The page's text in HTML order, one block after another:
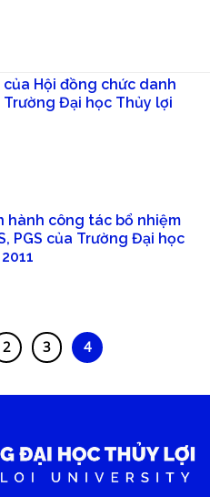
Hội đồng chức danh
Trường Đại học Thủy lợi
hành công tác bổ nhiệm
PGS của Trường Đại học
2 3 4